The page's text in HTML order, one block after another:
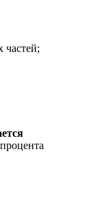
частей;